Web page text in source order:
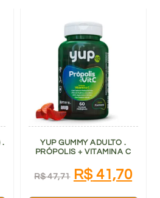
.
YUP GUMMY ADULTO .
PRÓPOLIS + VITAMINA C
R$47,71 R$41,70